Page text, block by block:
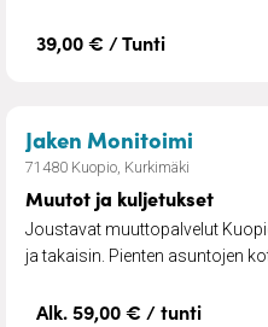
39,00 € / Tunti
Jaken Monitoimi
71480 Kuopio, Kurkimäki
Muutot ja kuljetukset
Joustavat muuttopalvelut
ja takaisin. Pienten asuntojen
Alk. 59,00 € / tunti